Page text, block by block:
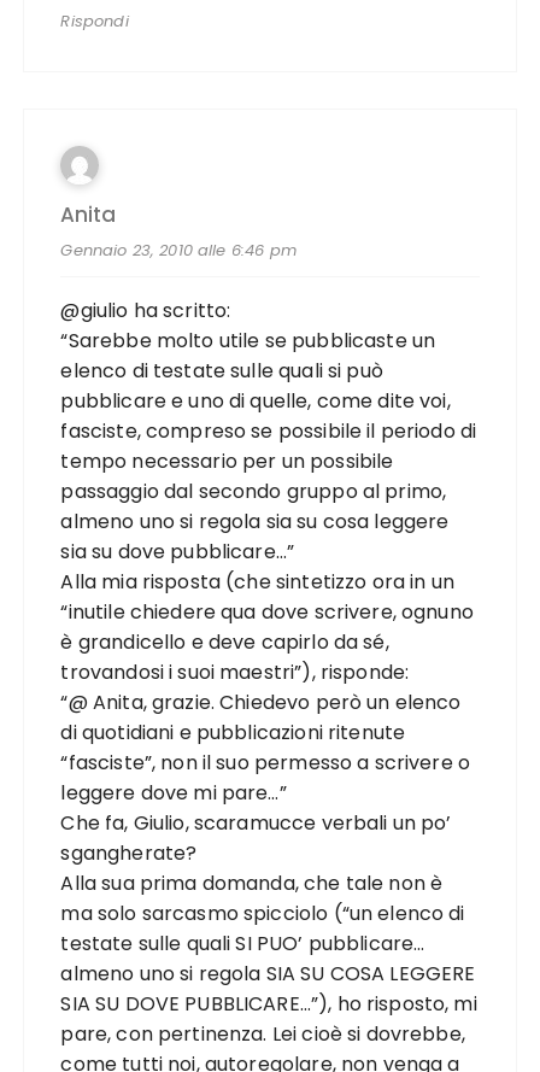
Rispondi
Anita
Gennaio 23, 2010 alle 6:46 pm
@giulio ha scritto:
“Sarebbe molto utile se pubblicaste un
elenco di testate sulle quali si può
pubblicare e uno di quelle, come dite voi,
fasciste, compreso se possibile il periodo di
tempo necessario per un possibile
passaggio dal secondo gruppo al primo,
almeno uno si regola sia su cosa leggere
sia su dove pubblicare…”
Alla mia risposta (che sintetizzo ora in un
“inutile chiedere qua dove scrivere, ognuno
è grandicello e deve capirlo da sé,
trovandosi i suoi maestri”), risponde:
“@ Anita, grazie. Chiedevo però un elenco
di quotidiani e pubblicazioni ritenute
“fasciste”, non il suo permesso a scrivere o
leggere dove mi pare…”
Che fa, Giulio, scaramucce verbali un po’
sgangherate?
Alla sua prima domanda, che tale non è
ma solo sarcasmo spicciolo (“un elenco di
testate sulle quali SI PUO’ pubblicare…
almeno uno si regola SIA SU COSA LEGGERE
SIA SU DOVE PUBBLICARE…”), ho risposto, mi
pare, con pertinenza. Lei cioè si dovrebbe,
come tutti noi, autoregolare, non venga a